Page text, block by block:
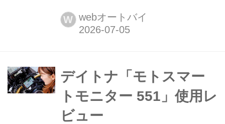
カブカブ・ダイアリーズ Vol.381〉 最
近話題の純水洗車。純水という不純物
し、拭き傷の発生も抑えることができ
るというもの。水にもこだわること
で、より綺麗になるというイメージ。
そんな純水を採用した洗車設備のD-
W webオートバイ
デイトナ「モトスマー
トモニター 551」使用レ
ビュー